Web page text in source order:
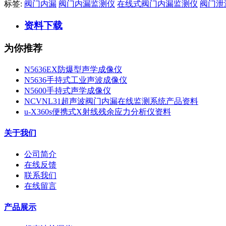
标签: 阀门内漏 阀门内漏监测仪 在线式阀门内漏监测仪 阀门
资料下载
为你推荐
N5636EX防爆型声学成像仪
N5636手持式工业声波成像仪
N5600手持式声学成像仪
NCVNL31超声波阀门内漏在线监测系统产品资料
u-X360s便携式X射线残余应力分析仪资料
关于我们
公司简介
在线反馈
联系我们
在线留言
产品展示